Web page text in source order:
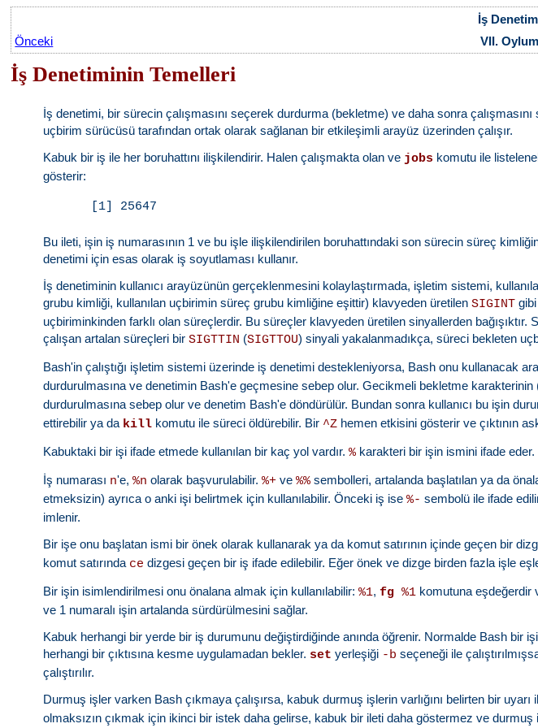
İş
Önceki
VII.
İş Denetiminin Temelleri
İş denetimi, bir sürecin çalışmasını seçerek durdurma (bekletme) ve daha sonra
uçbirim sürücüsü tarafından ortak olarak sağlanan bir etkileşimli arayüz üzerinden çalışır.
Kabuk bir iş ile her boruhattını ilişkilendirir. Halen çalışmakta olan ve jobs komutu ile
gösterir:
[1] 25647
Bu ileti, işin iş numarasının 1 ve bu işle ilişkilendirilen boruhattındaki son sürecin süreç
denetimi için esas olarak iş soyutlaması kullanır.
İş denetiminin kullanıcı arayüzünün gerçeklenmesini kolaylaştırmada, işletim sistemi,
grubu kimliği, kullanılan uçbirimin süreç grubu kimliğine eşittir) klavyeden üretilenSIGINT
uçbiriminkinden farklı olan süreçlerdir. Bu süreçler klavyeden üretilen sinyallerden
çalışan artalan süreçleri birSIGTTIN (SIGTTOU) sinyali yakalanmadıkça, süreci bekleten
Bash'in çalıştığı işletim sistemi üzerinde iş denetimi destekleniyorsa, Bash onu kullanacak
durdurulmasına ve denetimin Bash'e geçmesine sebep olur. Gecikmeli bekletme karakterinin
durdurulmasına sebep olur ve denetim Bash'e döndürülür. Bundan sonra kullanıcı bu işin
ettirebilir ya da kill komutu ile süreci öldürebilir. Bir ^Z hemen etkisini gösterir ve çıktının
Kabuktaki bir işi ifade etmede kullanılan bir kaç yol vardır.% karakteri bir işin ismini ifade eder.
İş numarası n'e,%n olarak başvurulabilir.%+ ve%% sembolleri, artalanda başlatılan ya da
etmeksizin) ayrıca o anki işi belirtmek için kullanılabilir. Önceki iş ise%- sembolü ile ifade
imlenir.
Bir işe onu başlatan ismi bir önek olarak kullanarak ya da komut satırının içinde geçen bir
komut satırında ce dizgesi geçen bir iş ifade edilebilir. Eğer önek ve dizge birden fazla işle
Bir işin isimlendirilmesi onu önalana almak için kullanılabilir:%1,fg %1 komutuna eşdeğerdir
ve 1 numaralı işin artalanda sürdürülmesini sağlar.
Kabuk herhangi bir yerde bir iş durumunu değiştirdiğinde anında öğrenir. Normalde Bash
herhangi bir çıktısına kesme uygulamadan bekler. set yerleşiği -b seçeneği ile
çalıştırılır.
Durmuş işler varken Bash çıkmaya çalışırsa, kabuk durmuş işlerin varlığını belirten bir
olmaksızın çıkmak için ikinci bir istek daha gelirse, kabuk bir ileti daha göstermez ve durmuş